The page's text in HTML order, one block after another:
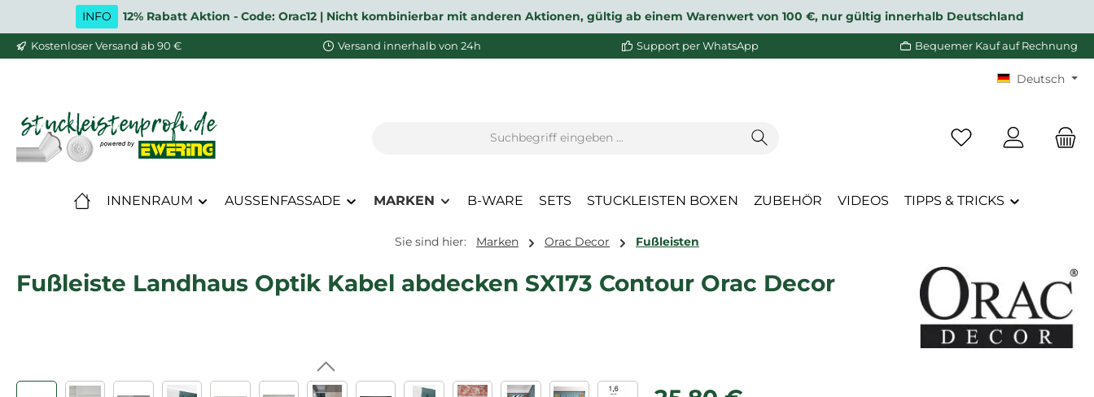
Hauptinhalt springen
Zur Suche springen
Zur Hauptnavigation springen
INFO 12% Rabatt Aktion - Code: Orac12 | Nicht kombinierbar mit anderen Aktionen, gültig ab einem Warenwert von 100 €, nur gültig innerhalb Deutschland
Kostenloser Versand ab 90 € Versand innerhalb von 24h Support per WhatsApp Bequemer Kauf auf Rechnung
Deutsch
Du hast 0 Produkte
INNENRAUM AUSSENFASSADE MARKEN B-WARE SETS STUCKLEISTEN BOXEN ZUBEHÖR VIDEOS TIPPS & TRICKS
Sie sind hier: Marken Orac Decor Fußleisten
Fußleiste Landhaus Optik Kabel abdecken SX173 Contour Orac Decor
Bildergalerie überspringen Regulärer Preis: